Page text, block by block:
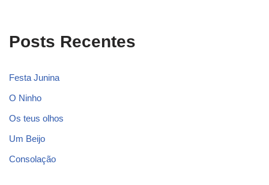
Posts Recentes
Festa Junina
O Ninho
Os teus olhos
Um Beijo
Consolação